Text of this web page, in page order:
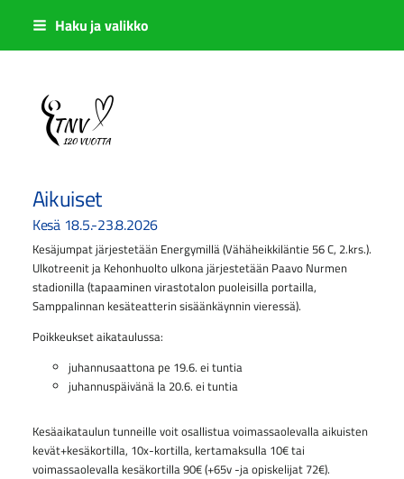
Siirry
sisältöön
Haku ja valikko
Sivuston etusivulle
Aikuiset
Kesä 18.5.-23.8.2026
Kesäjumpat järjestetään Energymillä (Vähäheikkiläntie 56 C, 2.krs.).
Ulkotreenit ja Kehonhuolto ulkona järjestetään Paavo Nurmen
stadionilla (tapaaminen virastotalon puoleisilla portailla,
Samppalinnan kesäteatterin sisäänkäynnin vieressä).
Poikkeukset aikataulussa:
juhannusaattona pe 19.6. ei tuntia
juhannuspäivänä la 20.6. ei tuntia
Kesäaikataulun tunneille voit osallistua voimassaolevalla aikuisten
kevät+kesäkortilla, 10x-kortilla, kertamaksulla 10€ tai
voimassaolevalla kesäkortilla 90€ (+65v -ja opiskelijat 72€).